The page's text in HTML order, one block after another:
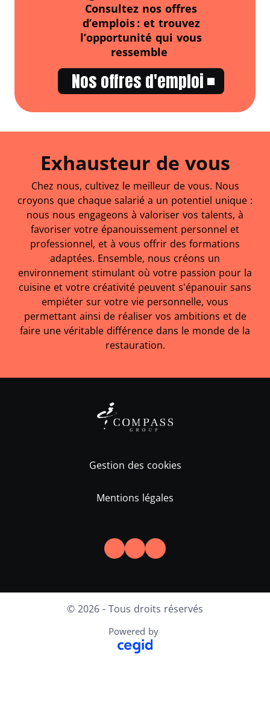
Consultez nos offres
d’emplois : et trouvez
l’opportunité qui vous
ressemble
Nos offres d'emploi
Exhausteur de vous
Chez nous, cultivez le meilleur de vous. Nous
croyons que chaque salarié a un potentiel unique :
nous nous engageons à valoriser vos talents, à
favoriser votre épanouissement personnel et
professionnel, et à vous offrir des formations
adaptées. Ensemble, nous créons un
environnement stimulant où votre passion pour la
cuisine et votre créativité peuvent s'épanouir sans
empiéter sur votre vie personnelle, vous
permettant ainsi de réaliser vos ambitions et de
faire une véritable différence dans le monde de la
restauration.
Gestion des cookies
Mentions légales
LinkedInInstagramFacebook
© 2026 - Tous droits réservés
Powered by